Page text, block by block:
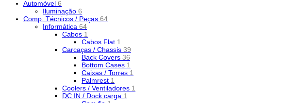
Automóvel 6
Iluminação 6
Comp. Técnicos / Peças 64
Informática 64
Cabos 1
Cabos Flat 1
Carcaças / Chassis 39
Back Covers 36
Bottom Cases 1
Caixas / Torres 1
Palmrest 1
Coolers / Ventiladores 1
DC IN / Dock carga 1